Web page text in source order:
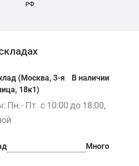
РФ
(Москва, 3-я
18к1)
В наличии
Пн.- Пт. с 10:00 до 18:00,
Много